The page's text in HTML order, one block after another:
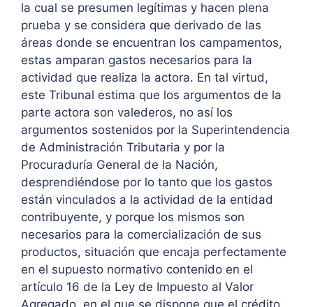
la cual se presumen legítimas y hacen plena
prueba y se considera que derivado de las
áreas donde se encuentran los campamentos,
estas amparan gastos necesarios para la
actividad que realiza la actora. En tal virtud,
este Tribunal estima que los argumentos de la
parte actora son valederos, no así los
argumentos sostenidos por la Superintendencia
de Administración Tributaria y por la
Procuraduría General de la Nación,
desprendiéndose por lo tanto que los gastos
están vinculados a la actividad de la entidad
contribuyente, y porque los mismos son
necesarios para la comercialización de sus
productos, situación que encaja perfectamente
en el supuesto normativo contenido en el
artículo 16 de la Ley de Impuesto al Valor